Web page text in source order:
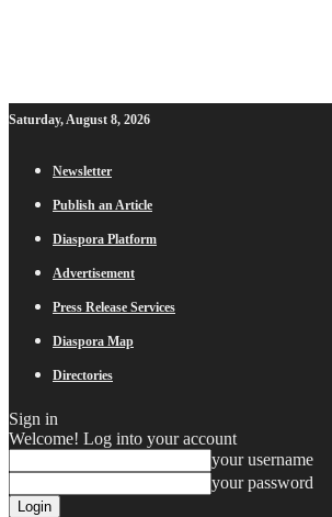
Saturday, August 8, 2026
Newsletter
Publish an Article
Diaspora Platform
Advertisement
Press Release Services
Diaspora Map
Directories
Sign in
Welcome! Log into your account
your username
your password